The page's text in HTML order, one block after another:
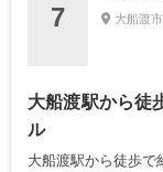
7 大船渡
大船渡駅から徒
ル
大船渡駅から徒歩で